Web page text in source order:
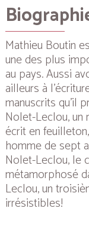
Mathieu Boutin
une des plus
au pays. Aussi
ailleurs à
manuscrits qu’il
Nolet-Leclou, un
écrit en
homme de sept
Nolet-Leclou, le
métamorphosé
Leclou, un
irrésistibles!